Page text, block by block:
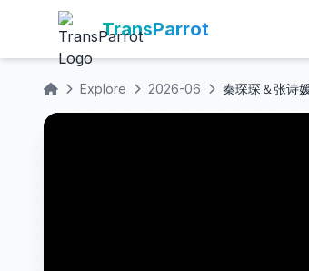
TransParrot
Explore 2026-06